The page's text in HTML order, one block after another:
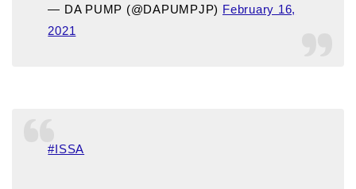
— DA PUMP (@DAPUMPJP) February 16,
2021
#ISSA